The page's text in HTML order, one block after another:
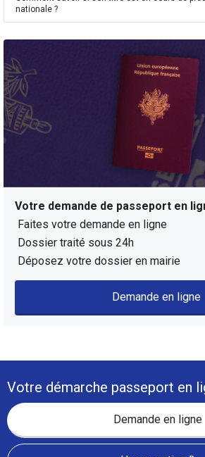
nationale ?
Votre demande de passeport en
Faites votre demande en ligne
Dossier traité sous 24h
Déposez votre dossier en mairie
Demande en ligne
Votre démarche passeport en
Demande en ligne